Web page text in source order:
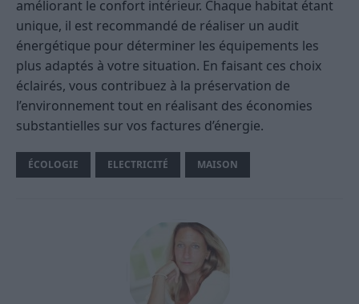
améliorant le confort intérieur. Chaque habitat étant
unique, il est recommandé de réaliser un audit
énergétique pour déterminer les équipements les
plus adaptés à votre situation. En faisant ces choix
éclairés, vous contribuez à la préservation de
l’environnement tout en réalisant des économies
substantielles sur vos factures d’énergie.
ÉCOLOGIE ELECTRICITÉ MAISON